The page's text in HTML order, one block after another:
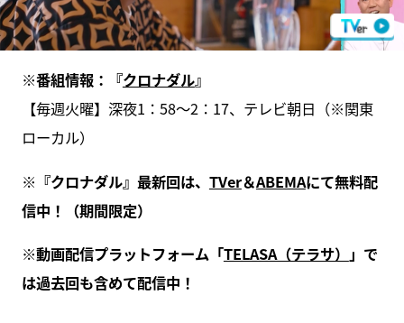
※番組情報：『クロナダル』
【毎週火曜】深夜1：58〜2：17、テレビ朝日（※関東
ローカル）
※『クロナダル』最新回は、 TVer＆ABEMAにて無料配
信中！（期間限定）
※動画配信プラットフォーム「TELASA（テラサ） 」で
は過去回も含めて配信中！